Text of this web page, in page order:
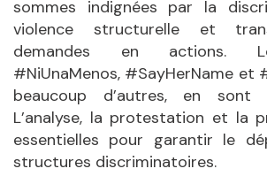
sommes indignées par la
violence structurelle et
demandes en actions.
#NiUnaMenos, #SayHerName et
beaucoup d’autres, en sont
L’analyse, la protestation et la
essentielles pour garantir le
structures discriminatoires.